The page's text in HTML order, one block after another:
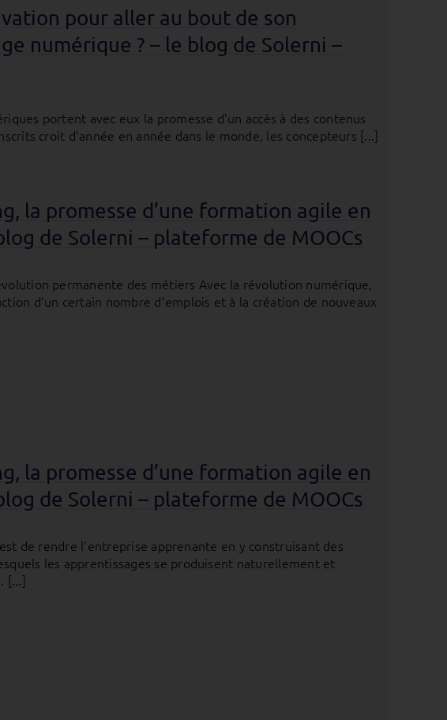
pour aller au bout de son
numérique ? – le blog de Solerni –
portent avec eux la promesse d’un accès à des contenus
croit d’année en année dans le monde, les concepteurs [...]
la promesse d’une formation agile en
de Solerni – plateforme de MOOCs
permanente des métiers Avec la révolution numérique,
d’un certain nombre d’emplois et à la création de nouveaux
la promesse d’une formation agile en
de Solerni – plateforme de MOOCs
de rendre l’entreprise apprenante en y construisant des
les apprentissages se produisent naturellement et
[...]